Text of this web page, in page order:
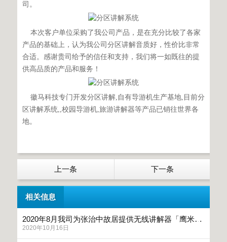
司。
本次客户单位采购了我公司产品，是在充分比较了各家
产品的基础上，认为我公司分区讲解音质好，性价比非常
合适。感谢贵司给予的信任和支持，我们将一如既往的提
供高品质的产品和服务！
徽马科技专门开发分区讲解,自有导游机生产基地,目前分
区讲解系统,,校园导游机,旅游讲解器等产品已销往世界各
地。
上一条 下一条
相关信息
2020年8月我司为张治中故居提供无线讲解器「鹰米讲解」
2020年10月16日